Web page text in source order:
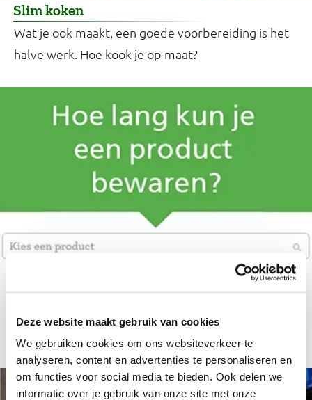
Deze website maakt gebruik van cookies
We gebruiken cookies om ons websiteverkeer te
analyseren, content en advertenties te personaliseren en
om functies voor social media te bieden. Ook delen we
informatie over je gebruik van onze site met onze
Slim koken
Wat je ook maakt, een goede voorbereiding is het
halve werk. Hoe kook je op maat?
Slim bewaren